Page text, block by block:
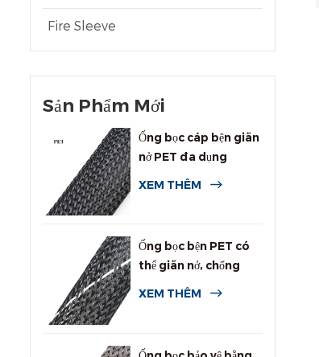
Fire Sleeve
Sản Phẩm Mới
Ống bọc cáp bện giãn
nở PET đa dụng
XEM THÊM
Ống bọc bện PET có
thể giãn nở, chống
cháy cao
XEM THÊM